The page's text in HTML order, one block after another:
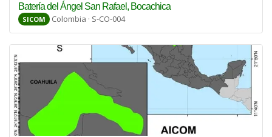
Batería del Ángel San Rafael, Bocachica
SICOM Colombia · S-CO-004